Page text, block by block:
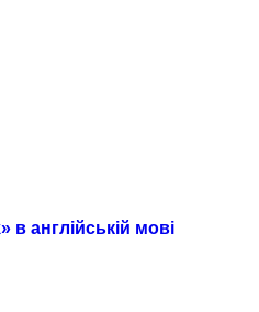
в англійській мові